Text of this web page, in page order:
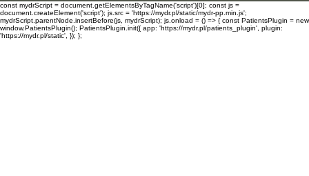
const mydrScript = document.getElementsByTagName('script')[0]; const js =
document.createElement('script'); js.src = 'https://mydr.pl/static/mydr-pp.min.js';
mydrScript.parentNode.insertBefore(js, mydrScript); js.onload = () => { const PatientsPlugin = new
window.PatientsPlugin(); PatientsPlugin.init({ app: 'https://mydr.pl/patients_plugin', plugin:
'https://mydr.pl/static', }); };